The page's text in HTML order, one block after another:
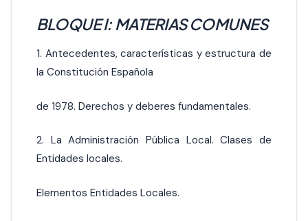
BLOQUE I: MATERIAS COMUNES
1. Antecedentes, características y estructura de
la Constitución Española
de 1978. Derechos y deberes fundamentales.
2. La Administración Pública Local. Clases de
Entidades locales.
Elementos Entidades Locales.